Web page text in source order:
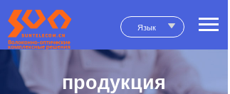
Язык
продукция